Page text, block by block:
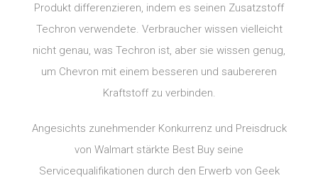
Produkt differenzieren, indem es seinen Zusatzstoff
Techron verwendete. Verbraucher wissen vielleicht
nicht genau, was Techron ist, aber sie wissen genug,
um Chevron mit einem besseren und saubereren
Kraftstoff zu verbinden.
Angesichts zunehmender Konkurrenz und Preisdruck
von Walmart stärkte Best Buy seine
Servicequalifikationen durch den Erwerb von Geek